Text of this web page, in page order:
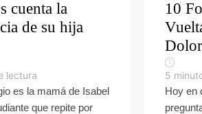
cuenta la
de su hija
lectura
es la mamá de Isabel
que repite por
10
5
Hoy en